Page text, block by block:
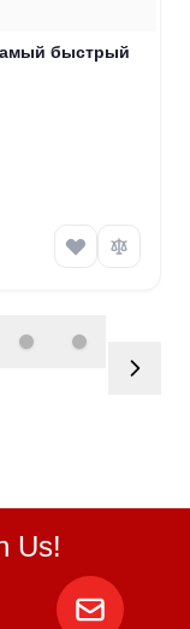
быстрый
Us!